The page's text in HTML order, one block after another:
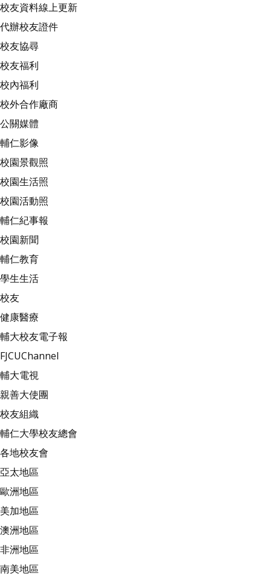
校友資料線上更新
代辦校友證件
校友協尋
校友福利
校內福利
校外合作廠商
公關媒體
輔仁影像
校園景觀照
校園生活照
校園活動照
輔仁紀事報
校園新聞
輔仁教育
學生生活
校友
健康醫療
輔大校友電子報
FJCUChannel
輔大電視
親善大使團
校友組織
輔仁大學校友總會
各地校友會
亞太地區
歐洲地區
美加地區
澳洲地區
非洲地區
南美地區